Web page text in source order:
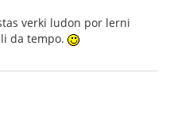
verki ludon por lerni
da tempo.